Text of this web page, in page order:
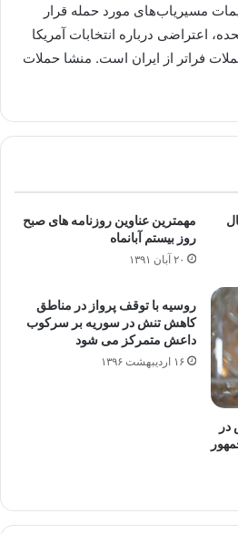
مسیریاب‌های مورد حمله قرار
اعتراضی درباره انتخابات آمریکا
فراتر از ایران است. منشا حملات
مهمترین عناوین روزنامه های صبح
روز بیستم آبانماه
۲۰ آبان ۱۳۹۱
در
روسیه با توقف پرواز در مناطق
کاهش تنش در سوریه بر سرکوب
داعش متمرکز می شود
۱۶ اردیبهشت ۱۳۹۶